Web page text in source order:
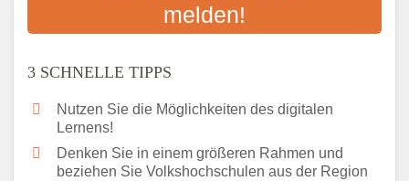
melden!
3 SCHNELLE TIPPS
Nutzen Sie die Möglichkeiten des digitalen
Lernens!
Denken Sie in einem größeren Rahmen und
beziehen Sie Volkshochschulen aus der Region